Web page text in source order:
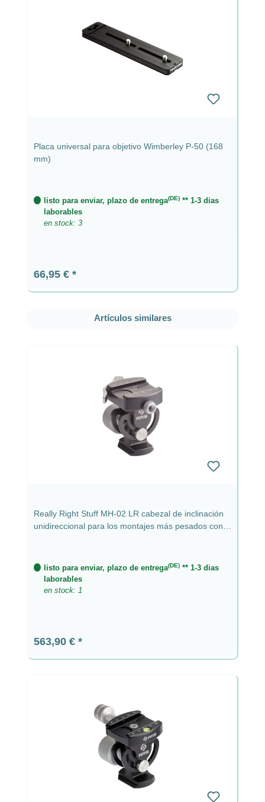
Placa universal para objetivo Wimberley P-50 (168
mm)
listo para enviar, plazo de entrega(DE) ** 1-3 dias
laborables
en stock: 3
Precio normal:
66,95 €
Omitir la galería de productos
Artículos similares
Really Right Stuff MH-02 LR cabezal de inclinación
unidireccional para los montajes más pesados con
listo para enviar, plazo de entrega(DE) ** 1-3 dias
laborables
en stock: 1
Precio normal:
563,90 €